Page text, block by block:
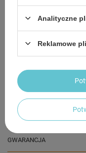
114,24 zł
SZCZEGÓŁOWE DANE
GWARANCJA
Analityczne
Reklamowe